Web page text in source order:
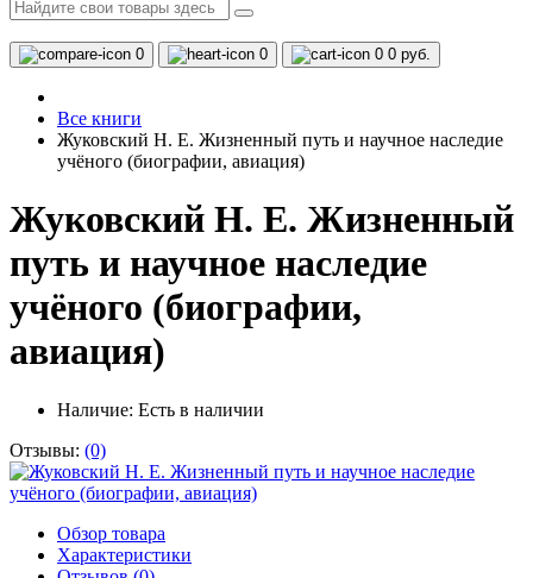
0 0 0 0 руб.
Все книги
Жуковский Н. Е. Жизненный путь и научное наследие
учёного (биографии, авиация)
Жуковский Н. Е. Жизненный
путь и научное наследие
учёного (биографии,
авиация)
Наличие: Есть в наличии
Отзывы: (0)
Обзор товара
Характеристики